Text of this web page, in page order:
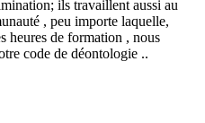
ils travaillent aussi au
, peu importe laquelle,
heures de formation , nous
code de déontologie ..